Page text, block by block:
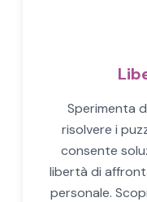
Sperimenta
risolvere i
consente
libertà di
personale.